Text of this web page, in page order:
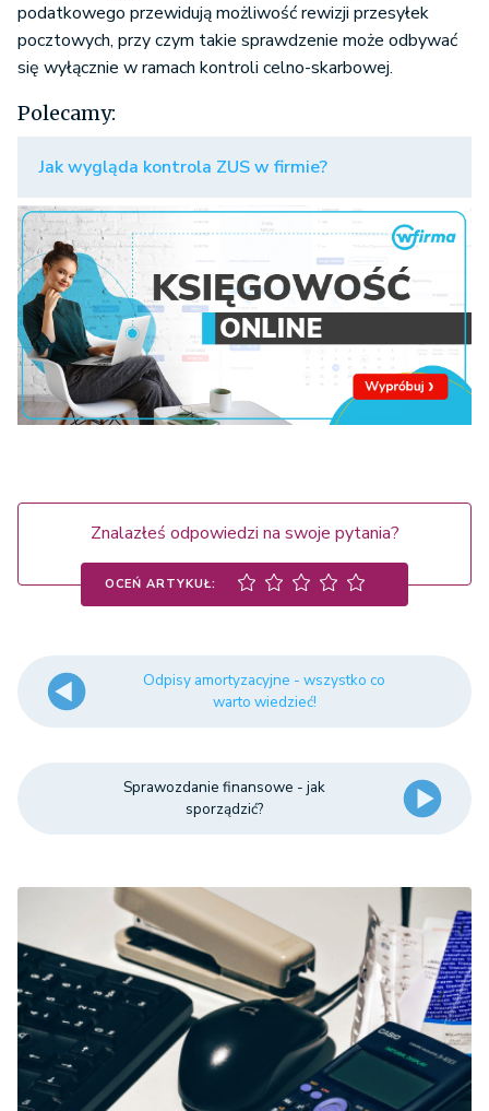
podatkowego przewidują możliwość rewizji przesyłek
pocztowych, przy czym takie sprawdzenie może odbywać
się wyłącznie w ramach kontroli celno-skarbowej.
Polecamy:
Jak wygląda kontrola ZUS w firmie?
Znalazłeś odpowiedzi na swoje pytania?
OCEŃ ARTYKUŁ:
Odpisy amortyzacyjne - wszystko co
warto wiedzieć!
Sprawozdanie finansowe - jak
sporządzić?